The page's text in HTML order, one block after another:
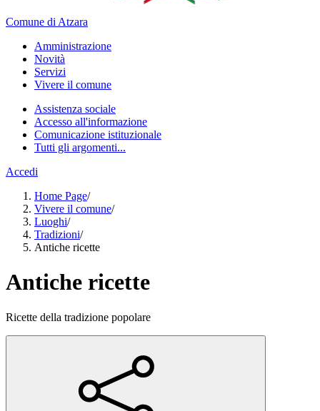
Comune di Atzara
Amministrazione
Novità
Servizi
Vivere il comune
Assistenza sociale
Accesso all'informazione
Comunicazione istituzionale
Tutti gli argomenti...
Accedi
Home Page/
Vivere il comune/
Luoghi/
Tradizioni/
Antiche ricette
Antiche ricette
Ricette della tradizione popolare